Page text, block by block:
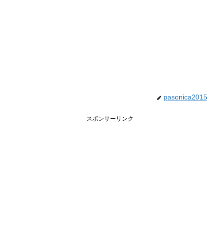
pasonica2015
スポンサーリンク